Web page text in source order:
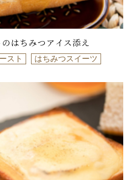
のはちみつアイス添え
スト はちみつスイーツ